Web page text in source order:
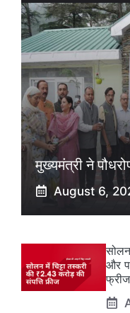
मुख्यमंत्री ने
August 6,
और
फ्रीज